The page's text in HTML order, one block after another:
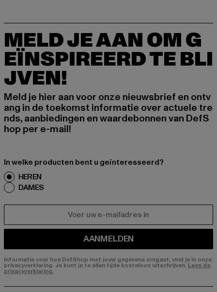
MELD JE AAN OM G
EÏNSPIREERD TE BLI
JVEN!
Meld je hier aan voor onze nieuwsbrief en ontv
ang in de toekomst informatie over actuele tre
nds, aanbiedingen en waardebonnen van DefS
hop per e-mail!
In welke producten bent u geïnteresseerd?
HEREN
DAMES
AANMELDEN
Informatie over hoe DefShop met jouw gegevens omgaat, vind je in onze
privacyverklaring. Je kunt je te allen tijde kosteloos uitschrijven. Lees de
privacyverklaring.